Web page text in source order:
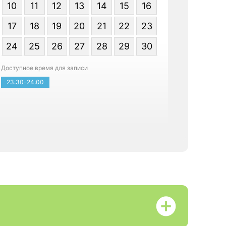
10
11 12 13 14 15
16
17
18 19 20 21 22
23
24
25 26 27 28 29 30
Доступное время для записи
23:30-24:00